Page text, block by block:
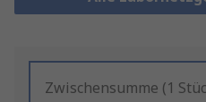
Zwischensumme (1